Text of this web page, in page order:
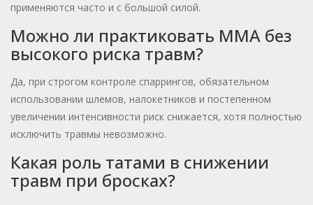
применяются часто и с большой силой.
Можно ли практиковать ММА без
высокого риска травм?
Да, при строгом контроле спаррингов, обязательном
использовании шлемов, налокетников и постепенном
увеличении интенсивности риск снижается, хотя полностью
исключить травмы невозможно.
Какая роль татами в снижении
травм при бросках?